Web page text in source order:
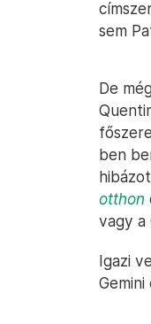
sem
De
ben
otthon
vagy a
Igazi